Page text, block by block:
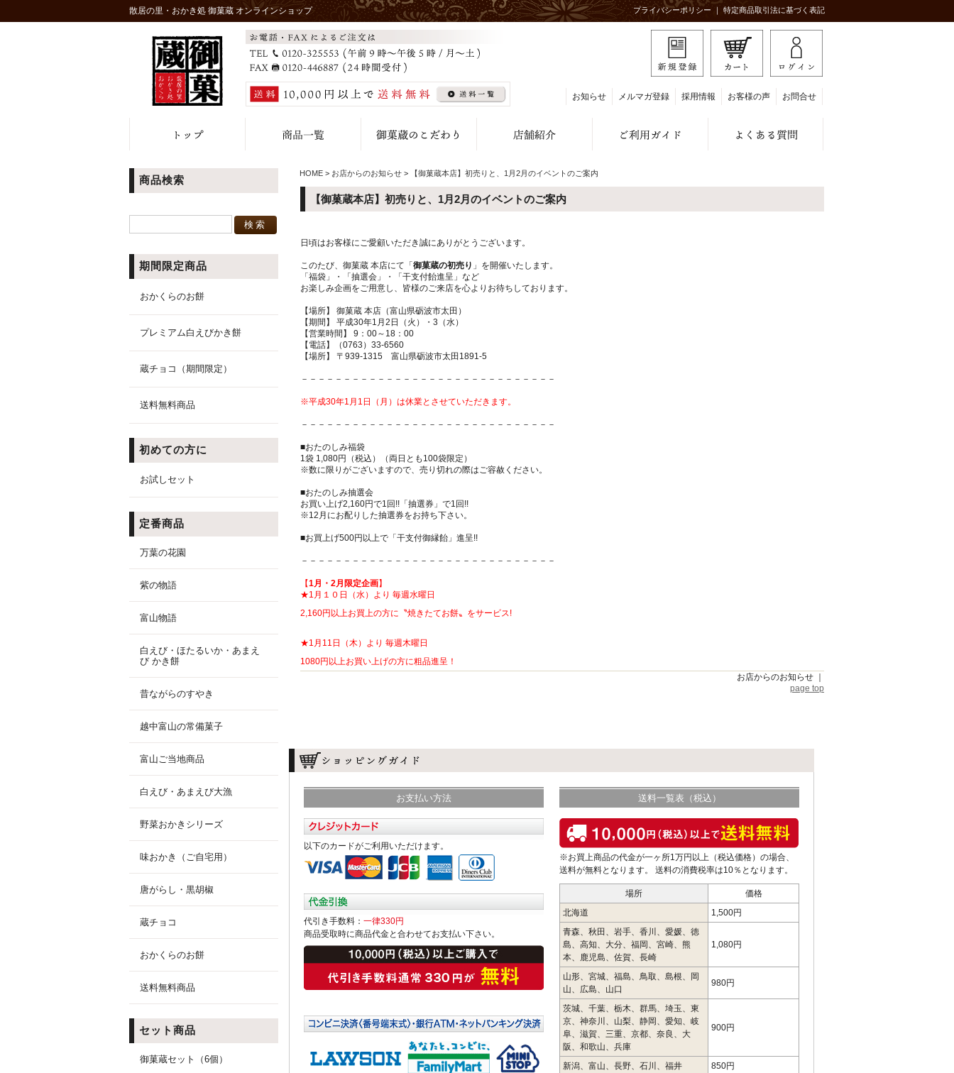
散居の里・おかき処 御菓蔵 オンラインショップ プライバシーポリシー ｜ 特定商品取引法に基づく表記
お知らせ メルマガ登録 採用情報 お客様の声 お問合せ
商品検索
期間限定商品
おかくらのお餅
プレミアム白えびかき餅
蔵チョコ（期間限定）
送料無料商品
初めての方に
お試しセット
定番商品
万葉の花園
紫の物語
富山物語
白えび・ほたるいか・あまえ
び かき餅
昔ながらのすやき
越中富山の常備菓子
富山ご当地商品
白えび・あまえび大漁
野菜おかきシリーズ
味おかき（ご自宅用）
唐がらし・黒胡椒
蔵チョコ
おかくらのお餅
送料無料商品
セット商品
御菓蔵セット（6個）
HOME > お店からのお知らせ > 【御菓蔵本店】初売りと、1月2月のイベントのご案内
【御菓蔵本店】初売りと、1月2月のイベントのご案内
日頃はお客様にご愛顧いただき誠にありがとうございます。
このたび、御菓蔵 本店にて「 御菓蔵の初売り 」を開催いたします。
「福袋」・「抽選会」・「干支付飴進呈」など
お楽しみ企画をご用意し、皆様のご来店を心よりお待ちしております。
【場所】 御菓蔵 本店（富山県砺波市太田）
【期間】 平成30年1月2日（火）・3（水）
【営業時間】 9：00～18：00
【電話】（0763）33-6560
【場所】 〒939-1315 富山県砺波市太田1891-5
－－－－－－－－－－－－－－－－－－－－－－－－－－－－－－
※平成30年1月1日（月）は休業とさせていただきます。
－－－－－－－－－－－－－－－－－－－－－－－－－－－－－－
■おたのしみ福袋
1袋 1,080円（税込）（両日とも100袋限定）
※数に限りがございますので、売り切れの際はご容赦ください。
■おたのしみ抽選会
お買い上げ2,160円で1回!!「抽選券」で1回!!
※12月にお配りした抽選券をお持ち下さい。
■お買上げ500円以上で「干支付御縁飴」進呈!!
－－－－－－－－－－－－－－－－－－－－－－－－－－－－－－
【1月・2月限定企画】
★1月１０日（水）より 毎週水曜日
2,160円以上お買上の方に〝焼きたてお餅〟をサービス!
★1月11日（木）より 毎週木曜日
1080円以上お買い上げの方に粗品進呈！
お店からのお知らせ
page top
お支払い方法
以下のカードがご利用いただけます。
代引き手数料： 一律330円
商品受取時に商品代金と合わせてお支払い下さい。
送料一覧表（税込）
※お買上商品の代金が一ヶ所1万円以上（税込価格）の場合、
送料が無料となります。 送料の消費税率は10％となります。
場所
価格
北海道
1,500円
青森、秋田、岩手、香川、愛媛、徳
島、高知、大分、福岡、宮崎、熊
本、鹿児島、佐賀、長崎
1,080円
山形、宮城、福島、鳥取、島根、岡
山、広島、山口
980円
茨城、千葉、栃木、群馬、埼玉、東
京、神奈川、山梨、静岡、愛知、岐
阜、滋賀、三重、京都、奈良、大
阪、和歌山、兵庫
900円
新潟、富山、長野、石川、福井
850円